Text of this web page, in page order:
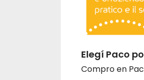
Elegí Paco
Compro en